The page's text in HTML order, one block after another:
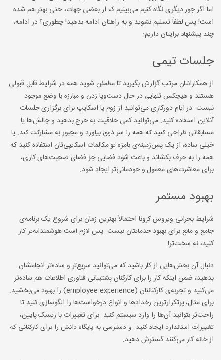
اما اگر جور دیگری نگاه کنیم می‌بینیم که از بعضی جهات، حتی بهتر هم شده
است! پس لطفاً تسلیم نشوید و به راهتان ادامه بدهید! چطوری؟ در ادامه،
چند پیشنهاد برایتان داریم:
جلسات تیمی
از همکارانتان مرتب گزارش بگیرید تا مطمئن شوید همه در شرایط قابل قبولی
هستند و هیچکس تنهایی در حال دست‌وپا زدن و مبارزه با وضع موجود
نیست. در ایام دورکاری می‌توانید از زوم یا اسکایپ برای برگزاری جلسات
آنلاین استفاده کنید. می‌توانید کمی خلاقیت به خرج بدهید و چالش‌ها یا
مسابقاتی طراحی کنید که همه را سر ذوق بیاورد و مجبور به مشارکت کند. یا
خیلی ساده، از یک پس‌زمینه‌ی بامزه تو مکالمات اسکایپی‌تان استفاده کنید که
همه را به حرف بکشاند و باعث شود فضایی جز فضای صحبت‌های کاری،
برای معاشرت‌های معمول و خودمانی‌تر ایجاد شود.
بهبود مستمر
شرایط بحرانی ویروس کرونا احتمالاً بهترین زمان برای شروع یک برنامه‌ی
جامع و مانع برای بهبود خدماتتان نیست. پس لازم است هوشمندانه‌تر کار
کنید، نه سخت‌تر!
دنبال آن بخش‌هایی از کار باشید که می‌توانید سریع‌تر و ساده‌تر انجامشان
بدهید، ضمن اینکه کار را برای کارکنان پشتیبانی فناوری اطلاعات هم ساده‌تر
می‌کنید و تجربه‌ی کارکنانتان (employee experience) را بهبود می‌بخشید.
برای مثال، پرتکرارترین رخدادها و انواع درخواست‌ها را الگوسازی کنید تا
راحت‌تر بتوانید آن‌ها را وارد سیستم کنید. برای تغییرات با ریسک پایین،
تغییرات استاندارد ایجاد کنید. و دسترسی به پایگاه دانش را برای کارکنانی که
از خانه کار می‌کنند گسترش دهید.